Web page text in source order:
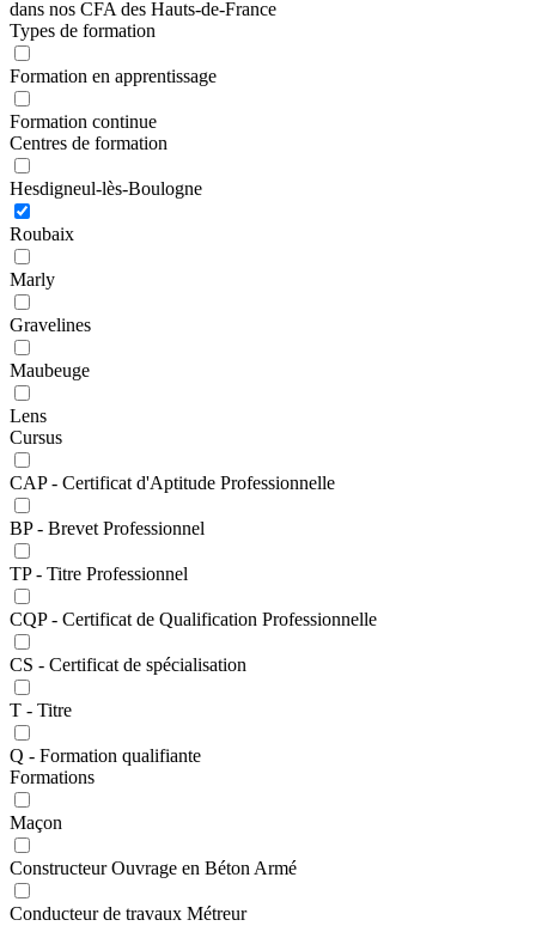
dans nos CFA des Hauts-de-France
Types de formation
Formation en apprentissage
Formation continue
Centres de formation
Hesdigneul-lès-Boulogne
Roubaix
Marly
Gravelines
Maubeuge
Lens
Cursus
CAP - Certificat d'Aptitude Professionnelle
BP - Brevet Professionnel
TP - Titre Professionnel
CQP - Certificat de Qualification Professionnelle
CS - Certificat de spécialisation
T - Titre
Q - Formation qualifiante
Formations
Maçon
Constructeur Ouvrage en Béton Armé
Conducteur de travaux Métreur